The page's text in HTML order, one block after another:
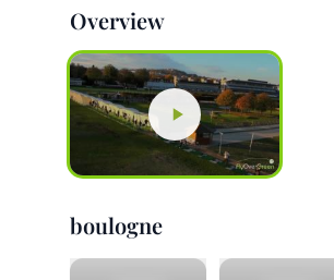
Overview
boulogne